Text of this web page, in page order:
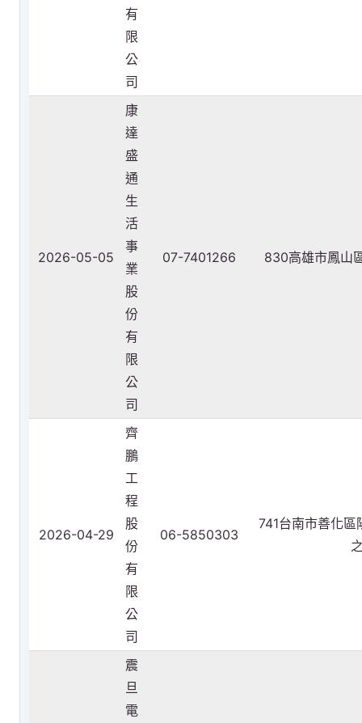
有
限
公
司
2026-05-05
康
達
盛
通
生
活
事
業
股
份
有
限
公
司
07-7401266 830高雄市鳳山
2026-04-29
齊
鵬
工
程
股
份
有
限
公
司
06-5850303
741台南市善化區
震
旦
電